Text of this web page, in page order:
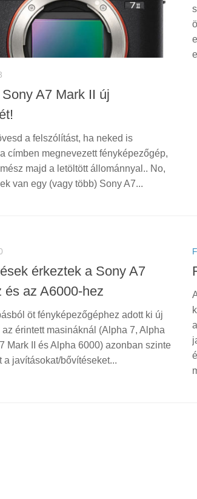
A7 Mark II új
a felszólítást, ha neked is
címben megnevezett fényképezőgép,
majd a letöltött állománnyal.. No,
van egy (vagy több) Sony A7...
érkeztek a Sony A7
és az A6000-hez
öt fényképezőgéphez adott ki új
érintett masináknál (Alpha 7, Alpha
Mark II és Alpha 6000) azonban szinte
javításokat/bővítéseket...